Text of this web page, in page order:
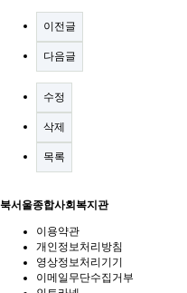
이전글
다음글
수정
삭제
목록
북서울종합사회복지관
이용약관
개인정보처리방침
영상정보처리기기
이메일무단수집거부